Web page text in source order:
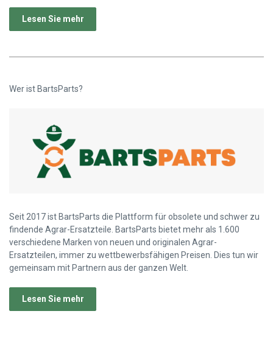
Lesen Sie mehr
Wer ist BartsParts?
Seit 2017 ist BartsParts die Plattform für obsolete und schwer zu
findende Agrar-Ersatzteile. BartsParts bietet mehr als 1.600
verschiedene Marken von neuen und originalen Agrar-
Ersatzteilen, immer zu wettbewerbsfähigen Preisen. Dies tun wir
gemeinsam mit Partnern aus der ganzen Welt.
Lesen Sie mehr